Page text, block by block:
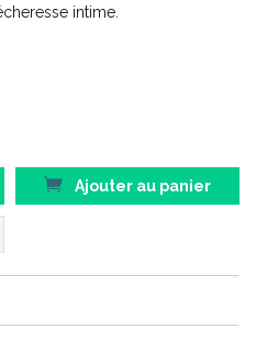
intime.
Ajouter au panier